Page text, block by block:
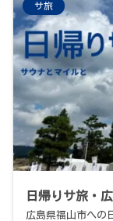
サ旅
日帰りサ旅・
広島県福山市への